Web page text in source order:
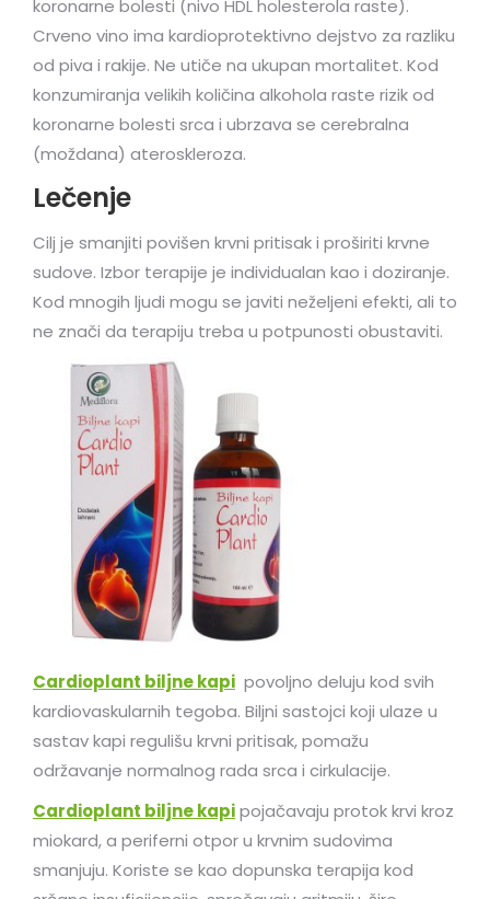
koronarne bolesti (nivo HDL holesterola raste).
Crveno vino ima kardioprotektivno dejstvo za razliku
od piva i rakije. Ne utiče na ukupan mortalitet. Kod
konzumiranja velikih količina alkohola raste rizik od
koronarne bolesti srca i ubrzava se cerebralna
(moždana) ateroskleroza.
Lečenje
Cilj je smanjiti povišen krvni pritisak i proširiti krvne
sudove. Izbor terapije je individualan kao i doziranje.
Kod mnogih ljudi mogu se javiti neželjeni efekti, ali to
ne znači da terapiju treba u potpunosti obustaviti.
Cardioplant biljne kapi povoljno deluju kod svih
kardiovaskularnih tegoba. Biljni sastojci koji ulaze u
sastav kapi regulišu krvni pritisak, pomažu
održavanje normalnog rada srca i cirkulacije.
Cardioplant biljne kapipojačavaju protok krvi kroz
miokard, a periferni otpor u krvnim sudovima
smanjuju. Koriste se kao dopunska terapija kod